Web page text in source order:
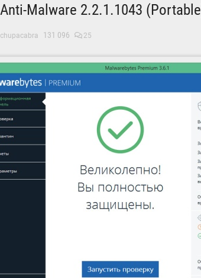
Malware 2.2.1.1043
131 096 25